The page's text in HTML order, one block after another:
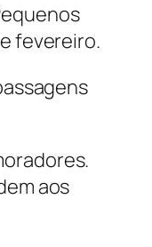
fevereiro.
aos